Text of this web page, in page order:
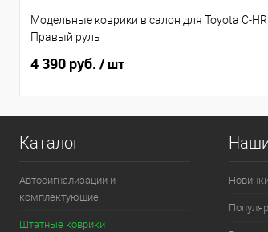
Модельные коврики в салон для Toyota C-HR
Правый руль
4 390 руб. / шт
Каталог
Автосигнализации и
комплектующие
Штатные коврики